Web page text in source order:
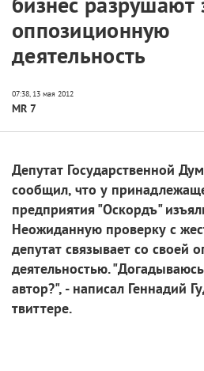
оппозиционную
деятельность
MR 7
Депутат Государственной
сообщил, что у
предприятия "Оскордъ"
Неожиданную проверку с
депутат связывает со своей
деятельностью.
автор?", - написал Геннадий
твиттере.